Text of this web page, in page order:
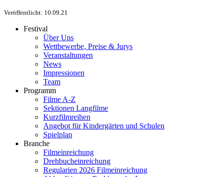
Veröffentlicht: 10.09.21
Festival
Über Uns
Wettbewerbe, Preise & Jurys
Veranstaltungen
News
Impressionen
Team
Programm
Filme A-Z
Sektionen Langfilme
Kurzfilmreihen
Angebot für Kindergärten und Schulen
Spielplan
Branche
Filmeinreichung
Drehbucheinreichung
Regularien 2026 Filmeinreichung